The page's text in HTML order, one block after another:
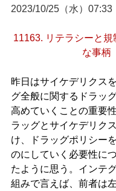
2023/10/25（水）07:33
11163. リテラシーと
な事柄
昨日はサイケデリクス
グ全般に関するドラッ
高めていくことの重要
ラッグとサイケデリク
け、ドラッグポリシー
のにしていく必要性に
たように思う。インテ
組みで言えば、前者は